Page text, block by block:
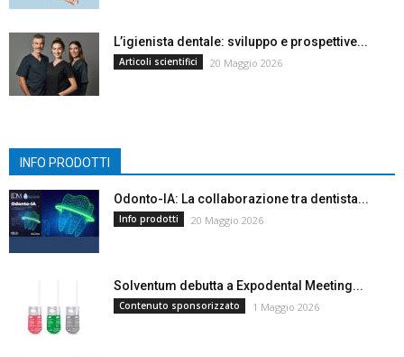
L’igienista dentale: sviluppo e prospettive...
Articoli scientifici 20 Maggio 2026
INFO PRODOTTI
Odonto-IA: La collaborazione tra dentista...
Info prodotti 20 Maggio 2026
Solventum debutta a Expodental Meeting...
Contenuto sponsorizzato 1 Maggio 2026